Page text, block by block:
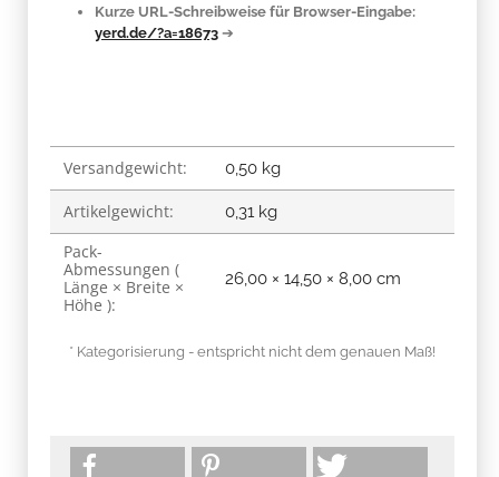
Kurze URL-Schreibweise für Browser-Eingabe:
yerd.de/?a=18673 ➔
Produkteigenschaft
Wert
Versandgewicht: 0,50 kg
Artikelgewicht: 0,31 kg
Pack-
Abmessungen (
Länge × Breite ×
Höhe ):
26,00 × 14,50 × 8,00 cm
* Kategorisierung - entspricht nicht dem genauen Maß!